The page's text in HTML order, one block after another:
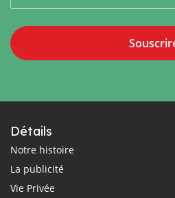
Détails
Notre histoire
La publicité
Vie Privée